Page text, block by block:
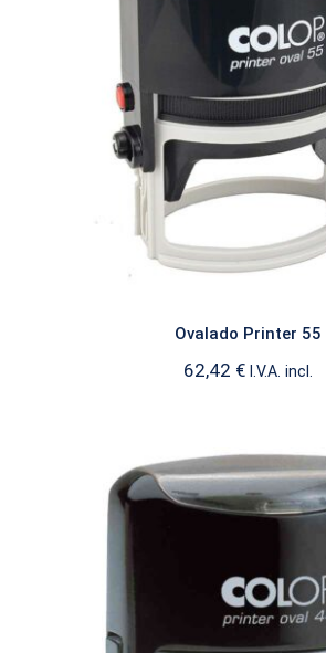
Ovalado Printer 55
PRINTER OVALADO
Ovalado Printer 55
62,42 € I.V.A. incl.